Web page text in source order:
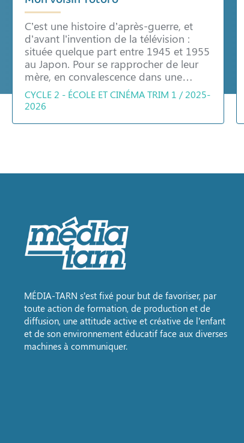
C’est une histoire d’après-guerre, et
d’avant l’invention de la télévision :
située quelque part entre 1945 et 1955
au Japon. Pour se rapprocher de leur
mère, en convalescence dans une…
CYCLE 2 - ÉCOLE ET CINÉMA TRIM 1 / 2025-
2026
MÉDIA-TARN s’est fixé pour but de favoriser, par
toute action de formation, de production et de
diffusion, une attitude active et créative de l’enfant
et de son environnement éducatif face aux diverses
machines à communiquer.